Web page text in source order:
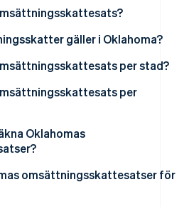
gäller i Oklahoma?
per stad?
per
Oklahomas
omsättningsskattesatser för